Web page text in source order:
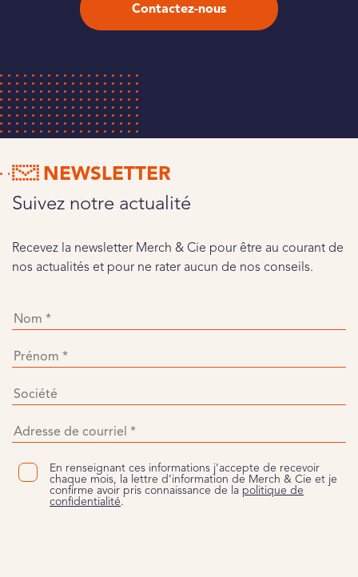
Contactez-nous
NEWSLETTER
Suivez notre actualité
Recevez la newsletter Merch & Cie pour être au courant de
nos actualités et pour ne rater aucun de nos conseils.
En renseignant ces informations j’accepte de recevoir
chaque mois, la lettre d’information de Merch & Cie et je
confirme avoir pris connaissance de la politique de
confidentialité.